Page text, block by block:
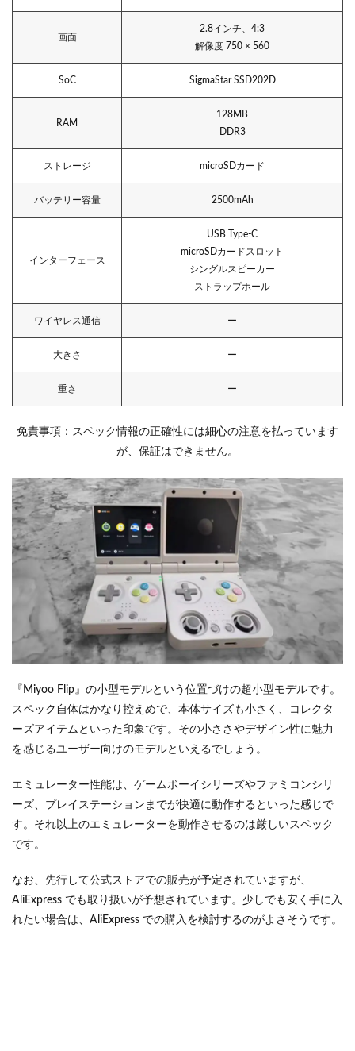
画面
2.8インチ、4:3
解像度 750 × 560
SoC SigmaStar SSD202D
RAM
128MB
DDR3
ストレージ microSDカード
バッテリー容量 2500mAh
インターフェース
USB Type-C
microSDカードスロット
シングルスピーカー
ストラップホール
ワイヤレス通信 ー
大きさ ー
重さ ー
免責事項：スペック情報の正確性には細心の注意を払っています
が、保証はできません。
『Miyoo Flip』の小型モデルという位置づけの超小型モデルです。
スペック自体はかなり控えめで、本体サイズも小さく、コレクタ
ーズアイテムといった印象です。その小ささやデザイン性に魅力
を感じるユーザー向けのモデルといえるでしょう。
エミュレーター性能は、ゲームボーイシリーズやファミコンシリ
ーズ、プレイステーションまでが快適に動作するといった感じで
す。それ以上のエミュレーターを動作させるのは厳しいスペック
です。
なお、先行して公式ストアでの販売が予定されていますが、
AliExpress でも取り扱いが予想されています。少しでも安く手に入
れたい場合は、AliExpress での購入を検討するのがよさそうです。